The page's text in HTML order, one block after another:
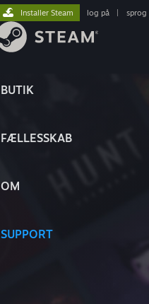
BUTIK
FÆLLESSKAB
OM
SUPPORT
Installer Steam log på sprog